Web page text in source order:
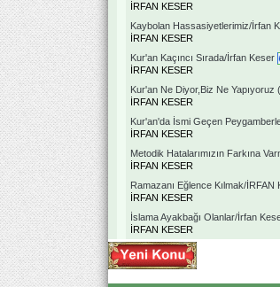
İRFAN KESER
Kaybolan Hassasiyetlerimiz/İrfan
İRFAN KESER
Kur'an Kaçıncı Sırada/İrfan Keser
İRFAN KESER
Kur'an Ne Diyor,Biz Ne
İRFAN KESER
Kur'an'da İsmi Geçen
İRFAN KESER
Metodik Hatalarımızın Farkına
İRFAN KESER
Ramazanı Eğlence Kılmak/İRFAN
İRFAN KESER
İslama Ayakbağı Olanlar/İrfan
İRFAN KESER